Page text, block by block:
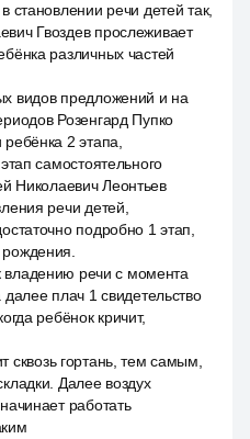
становлении речи детей так,
Гвоздев прослеживает
различных частей
видов предложений и на
Розенгард Пупко
2 этапа,
самостоятельного
Николаевич Леонтьев
речи детей,
подробно 1 этап,
владению речи с момента
плач 1 свидетельство
ребёнок кричит,
сквозь гортань, тем самым,
Далее воздух
работать